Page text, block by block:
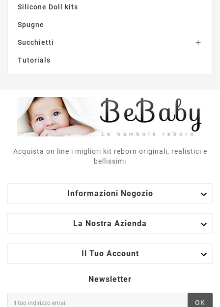
Silicone Doll kits
Spugne
Succhietti 
Tutorials
Acquista on line i migliori kit reborn originali, realistici e
bellissimi
Informazioni Negozio 
La Nostra Azienda 
Il Tuo Account 
Newsletter
OK